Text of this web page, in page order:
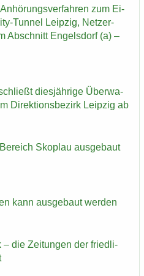
zum Ei­
​Tunnel Leip­zig, Netz­er­
Ab­schnitt En­gels­dorf (a) –
dies­jäh­ri­ge Über­wa­
Di­rek­ti­ons­be­zirk Leip­zig ab
Sko­plau aus­ge­baut
kann aus­ge­baut wer­den
– die Zei­tun­gen der fried­li­